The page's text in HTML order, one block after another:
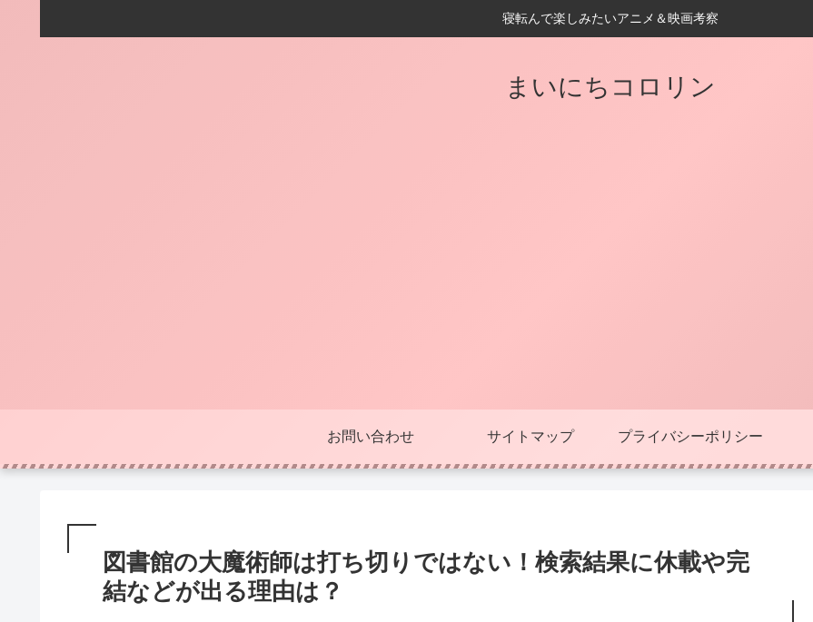
寝転んで楽しみたいアニメ＆映画考察
まいにちコロリン
お問い合わせ サイトマップ プライバシーポリシー
図書館の大魔術師は打ち切りではない！検索結果に休載や完
結などが出る理由は？